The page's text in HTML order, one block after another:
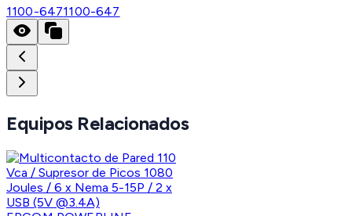
1100-6471100-647
Equipos Relacionados